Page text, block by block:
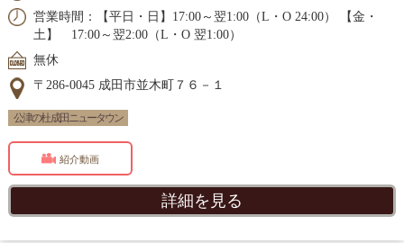
営業時間：【平日・日】17:00～翌1:00（L・O 24:00） 【金・
土】 17:00～翌2:00（L・O 翌1:00）
無休
〒286-0045 成田市並木町７６－１
公津の杜 成田ニュータウン
紹介動画
詳細を見る